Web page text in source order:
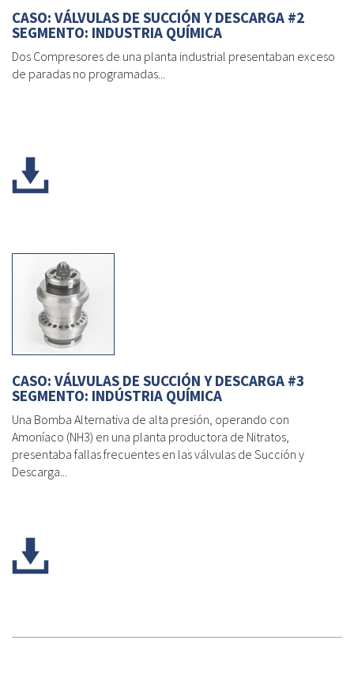
CASO: VÁLVULAS DE SUCCIÓN Y DESCARGA #2
SEGMENTO: INDUSTRIA QUÍMICA
Dos Compresores de una planta industrial presentaban exceso
de paradas no programadas...
CASO: VÁLVULAS DE SUCCIÓN Y DESCARGA #3
SEGMENTO: INDÚSTRIA QUÍMICA
Una Bomba Alternativa de alta presión, operando con
Amoníaco (NH3) en una planta productora de Nitratos,
presentaba fallas frecuentes en las válvulas de Succión y
Descarga...